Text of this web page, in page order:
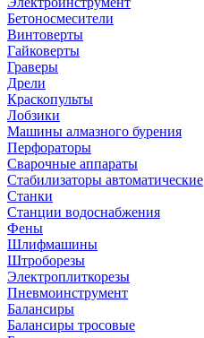
Бетоносмесители
Винтоверты
Гайковерты
Граверы
Дрели
Краскопульты
Лобзики
Машины алмазного бурения
Перфораторы
Сварочные аппараты
Стабилизаторы автоматические
Станки
Станции водоснабжения
Фены
Шлифмашины
Штроборезы
Электроплиткорезы
Пневмоинструмент
Балансиры
Балансиры тросовые